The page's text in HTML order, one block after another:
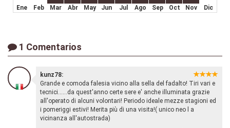
Ene
Feb Mar Abr May Jun Jul Ago Sep Oct Nov Dic
1 Comentarios
kunz78:
Grande e comoda falesia vicino alla sella del fadalto! Tiri vari e
tecnici......da quest'anno certe sere e' anche illuminata grazie
all'operato di alcuni volontari! Periodo ideale mezze stagioni ed
i pomeriggi estivi! Merita più di una visita!( unico neo l a
vicinanza all'autostrada)